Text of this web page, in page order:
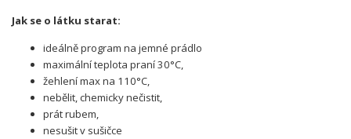
Jak se o látku starat:
ideálně program na jemné prádlo
maximální teplota praní 30°C,
žehlení max na 110°C,
nebělit, chemicky nečistit,
prát rubem,
nesušit v sušičce